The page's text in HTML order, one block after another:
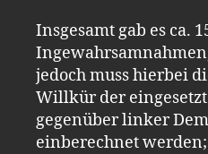
Insgesamt gab es ca.
jedoch muss hierbei
Willkür der
gegenüber linker
einberechnet